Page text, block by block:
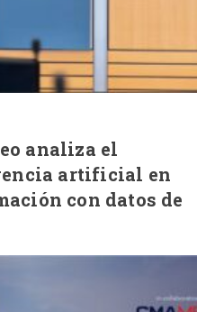
analiza el
artificial en
con datos de